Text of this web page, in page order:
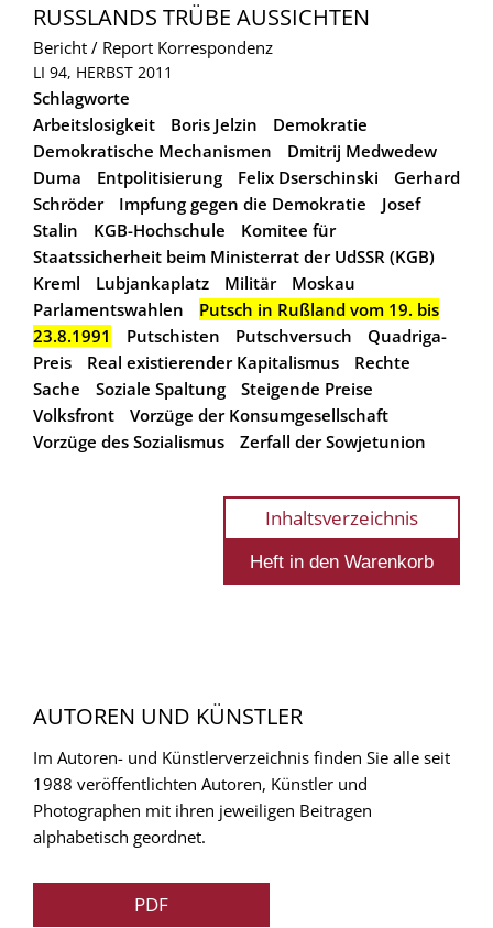
RUSSLANDS TRÜBE AUSSICHTEN
Bericht / Report Korrespondenz
LI 94, HERBST 2011
Schlagworte
Arbeitslosigkeit
Boris Jelzin
Demokratie
Demokratische Mechanismen
Dmitrij Medwedew
Duma
Entpolitisierung Felix Dserschinski
Gerhard
Schröder
Impfung gegen die Demokratie
Josef
Stalin
KGB-Hochschule
Komitee für
Staatssicherheit beim Ministerrat der UdSSR (KGB)
Kreml
Lubjankaplatz Militär
Moskau
Parlamentswahlen
Putsch in Rußland vom 19. bis
23.8.1991
Putschisten Putschversuch
Quadriga-
Preis
Real existierender Kapitalismus
Rechte
Sache
Soziale Spaltung
Steigende Preise
Volksfront
Vorzüge der Konsumgesellschaft
Vorzüge des Sozialismus
Zerfall der Sowjetunion
Inhaltsverzeichnis
AUTOREN UND KÜNSTLER
Im Autoren- und Künstlerverzeichnis finden Sie alle seit
1988 veröffentlichten Autoren, Künstler und
Photographen mit ihren jeweiligen Beitragen
alphabetisch geordnet.
PDF